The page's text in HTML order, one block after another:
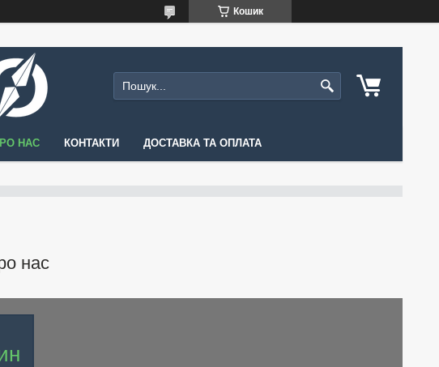
Кошик
НАС КОНТАКТИ ДОСТАВКА ТА ОПЛАТА
нас